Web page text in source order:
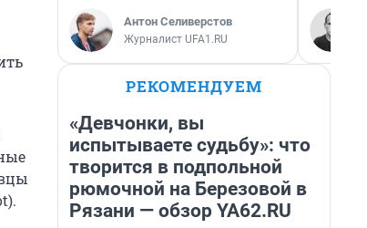
Антон Селиверстов
Журналист UFA1.RU
РЕКОМЕНДУЕМ
«Девчонки, вы
испытываете судьбу»: что
творится в подпольной
рюмочной на Березовой в
Рязани — обзор YA62.RU